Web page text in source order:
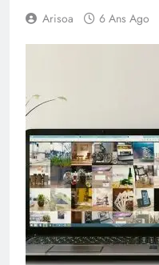
Arisoa 6 Ans Ago